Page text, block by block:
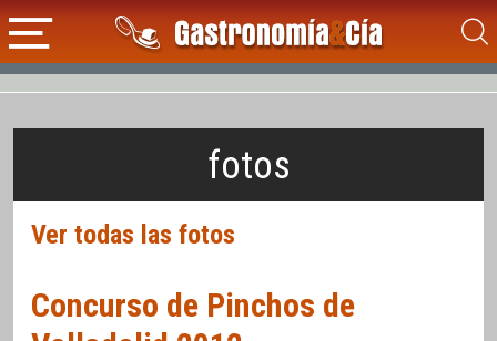
fotos
Ver todas las fotos
Concurso de Pinchos de